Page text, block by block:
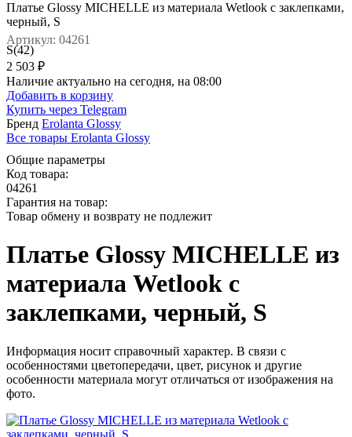
Платье Glossy MICHELLE из материала Wetlook с заклепками,
черный, S
Артикул: 04261
S(42)
2 503 ₽
Наличие актуально на сегодня, на 08:00
Добавить в корзину
Купить через Telegram
Бренд Erolanta Glossy
Все товары Erolanta Glossy
Общие параметры
Код товара:
04261
Гарантия на товар:
Товар обмену и возврату не подлежит
Платье Glossy MICHELLE из
материала Wetlook с
заклепками, черный, S
Информация носит справочный характер. В связи с
особенностями цветопередачи, цвет, рисунок и другие
особенности материала могут отличаться от изображения на
фото.